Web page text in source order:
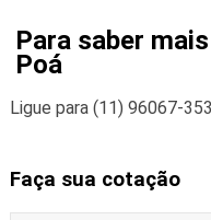
Para saber
Poá
Ligue para (11) 96067-
Faça sua cotação